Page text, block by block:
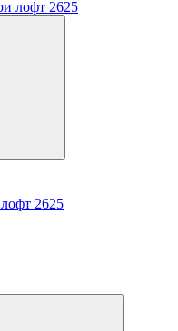
2625